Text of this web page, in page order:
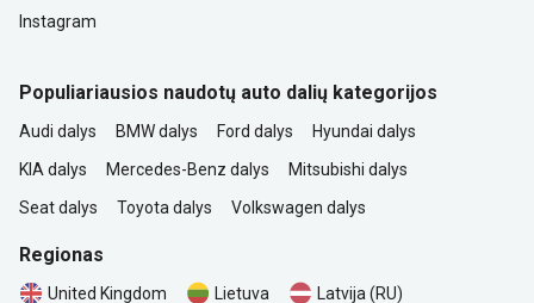
Instagram
Populiariausios naudotų auto dalių kategorijos
Audi dalys BMW dalys Ford dalys
Hyundai dalys
KIA dalys
Mercedes-Benz dalys
Mitsubishi dalys
Seat dalys
Toyota dalys Volkswagen dalys
Regionas
United Kingdom Lietuva Latvija (RU)